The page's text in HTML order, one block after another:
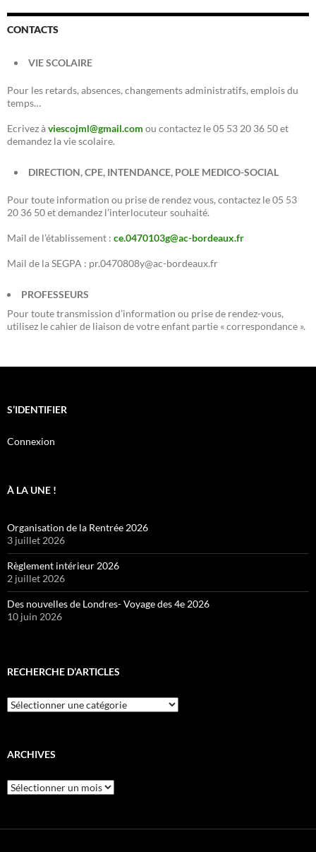
CONTACTS
VIE SCOLAIRE
Pour les retards, absences, changements administratifs, emplois du
temps…
Ecrivez àviescojml@gmail.com ou contactez le 05 53 20 36 50 et
demandez la vie scolaire.
DIRECTION, CPE, INTENDANCE, POLE MEDICO-SOCIAL
Pour toute information ou prise de rendez vous, contactez le 05 53
20 36 50 et demandez l’interlocuteur souhaité.
Mail de l’établissement : ce.0470103g@ac-bordeaux.fr
Mail de la SEGPA : pr.0470808y@ac-bordeaux.fr
PROFESSEURS
Pour toute transmission d’information ou prise de rendez-vous,
utilisez le cahier de liaison de votre enfant partie « correspondance ».
S’IDENTIFIER
Connexion
À LA UNE !
Organisation de la Rentrée 2026
3 juillet 2026
Règlement intérieur 2026
2 juillet 2026
Des nouvelles de Londres- Voyage des 4e 2026
10 juin 2026
RECHERCHE D’ARTICLES
Recherche
d’articles
ARCHIVES
Archives